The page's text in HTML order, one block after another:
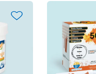
favorite_border